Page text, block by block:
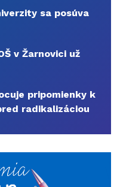
sa posúva
v Žarnovici už
pripomienky k
radikalizáciou